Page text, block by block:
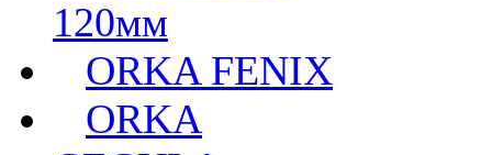
120мм
ORKA FENIX
ORKA